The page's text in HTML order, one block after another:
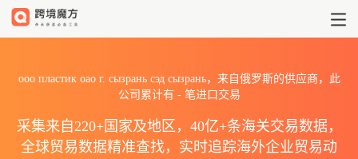
ооо пластик оао г. сызрань сэд сызрань，来自俄罗斯的供应商，此
公司累计有 -笔进口交易
采集来自220+国家及地区，40亿+条海关交易数据，
全球贸易数据精准查找，实时追踪海外企业贸易动